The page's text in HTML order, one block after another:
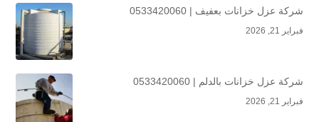
شركة عزل خزانات بعفيف | 0533420060
فبراير 21, 2026
شركة عزل خزانات بالدلم | 0533420060
فبراير 21, 2026